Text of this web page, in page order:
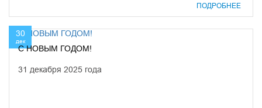
ПОДРОБНЕЕ
30
дек
С НОВЫМ ГОДОМ!
31 декабря 2025 года